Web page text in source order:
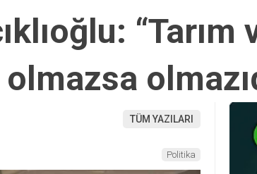
“Tarım
TÜM YAZILARI
Politika